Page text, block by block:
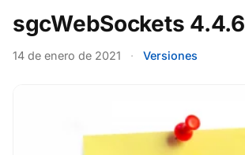
sgcWebSockets 4.4.6
14 de enero de 2021 · Versiones